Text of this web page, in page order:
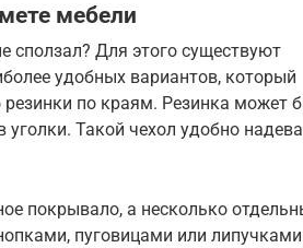
мебели
сползал? Для этого существуют
удобных вариантов, который
по краям. Резинка может
Такой чехол удобно
покрывало, а несколько
пуговицами или